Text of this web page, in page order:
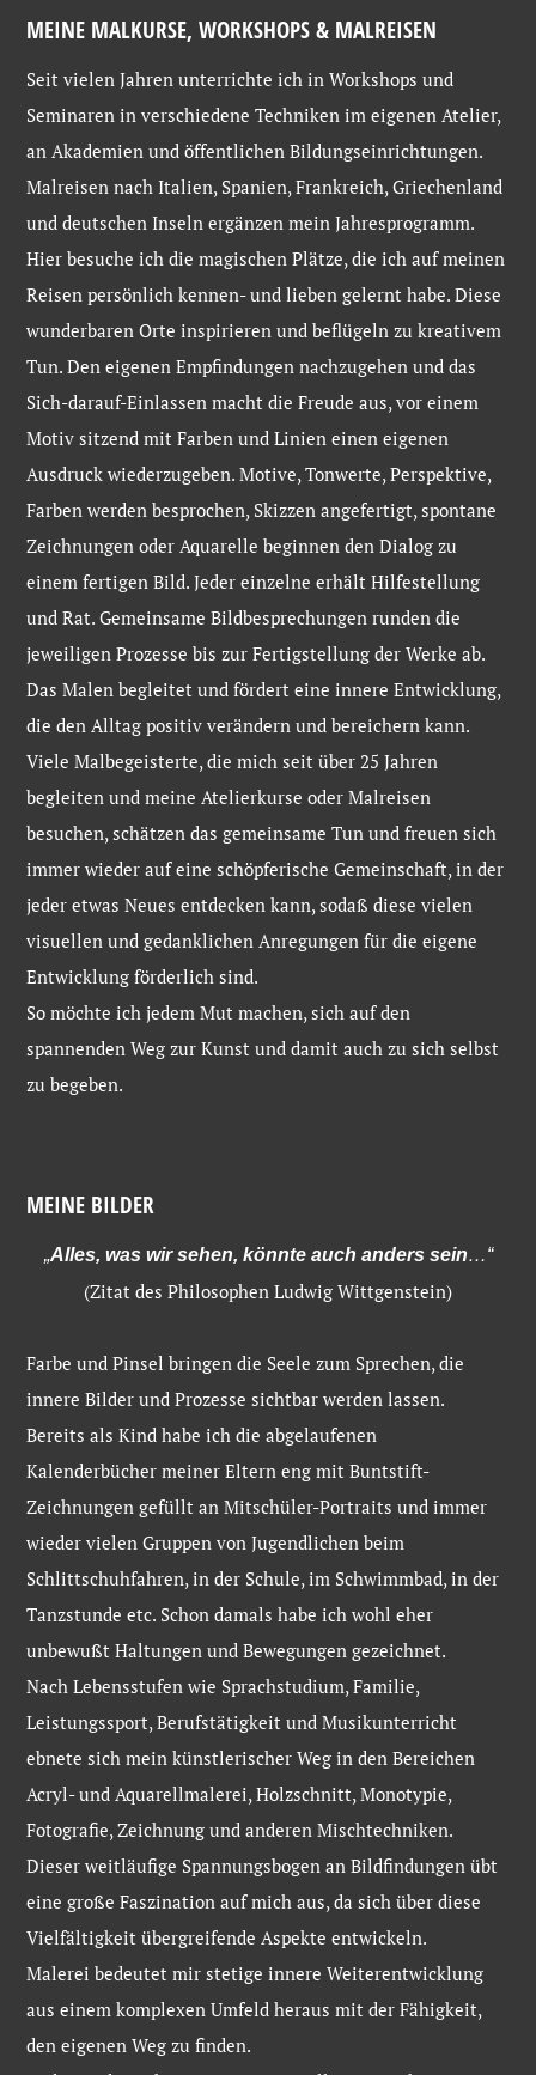
MEINE MALKURSE, WORKSHOPS & MALREISEN
Seit vielen Jahren unterrichte ich in Workshops und
Seminaren in verschiedene Techniken im eigenen Atelier,
an Akademien und öffentlichen Bildungseinrichtungen.
Malreisen nach Italien, Spanien, Frankreich, Griechenland
und deutschen Inseln ergänzen mein Jahresprogramm.
Hier besuche ich die magischen Plätze, die ich auf meinen
Reisen persönlich kennen- und lieben gelernt habe. Diese
wunderbaren Orte inspirieren und beflügeln zu kreativem
Tun. Den eigenen Empfindungen nachzugehen und das
Sich-darauf-Einlassen macht die Freude aus, vor einem
Motiv sitzend mit Farben und Linien einen eigenen
Ausdruck wiederzugeben. Motive, Tonwerte, Perspektive,
Farben werden besprochen, Skizzen angefertigt, spontane
Zeichnungen oder Aquarelle beginnen den Dialog zu
einem fertigen Bild. Jeder einzelne erhält Hilfestellung
und Rat. Gemeinsame Bildbesprechungen runden die
jeweiligen Prozesse bis zur Fertigstellung der Werke ab.
Das Malen begleitet und fördert eine innere Entwicklung,
die den Alltag positiv verändern und bereichern kann.
Viele Malbegeisterte, die mich seit über 25 Jahren
begleiten und meine Atelierkurse oder Malreisen
besuchen, schätzen das gemeinsame Tun und freuen sich
immer wieder auf eine schöpferische Gemeinschaft, in der
jeder etwas Neues entdecken kann, sodaß diese vielen
visuellen und gedanklichen Anregungen für die eigene
Entwicklung förderlich sind.
So möchte ich jedem Mut machen, sich auf den
spannenden Weg zur Kunst und damit auch zu sich selbst
zu begeben.
MEINE BILDER
„Alles, was wir sehen, könnte auch anders sein…“
(Zitat des Philosophen Ludwig Wittgenstein)
Farbe und Pinsel bringen die Seele zum Sprechen, die
innere Bilder und Prozesse sichtbar werden lassen.
Bereits als Kind habe ich die abgelaufenen
Kalenderbücher meiner Eltern eng mit Buntstift-
Zeichnungen gefüllt an Mitschüler-Portraits und immer
wieder vielen Gruppen von Jugendlichen beim
Schlittschuhfahren, in der Schule, im Schwimmbad, in der
Tanzstunde etc. Schon damals habe ich wohl eher
unbewußt Haltungen und Bewegungen gezeichnet.
Nach Lebensstufen wie Sprachstudium, Familie,
Leistungssport, Berufstätigkeit und Musikunterricht
ebnete sich mein künstlerischer Weg in den Bereichen
Acryl- und Aquarellmalerei, Holzschnitt, Monotypie,
Fotografie, Zeichnung und anderen Mischtechniken.
Dieser weitläufige Spannungsbogen an Bildfindungen übt
eine große Faszination auf mich aus, da sich über diese
Vielfältigkeit übergreifende Aspekte entwickeln.
Malerei bedeutet mir stetige innere Weiterentwicklung
aus einem komplexen Umfeld heraus mit der Fähigkeit,
den eigenen Weg zu finden.